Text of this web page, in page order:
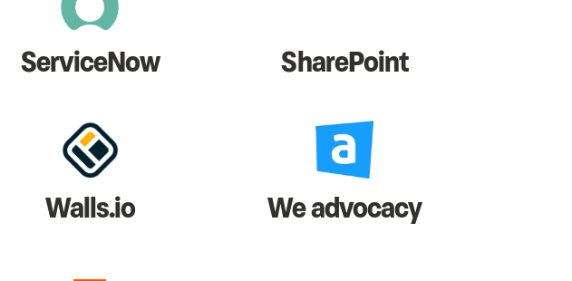
ServiceNow SharePoint
Walls.io We advocacy